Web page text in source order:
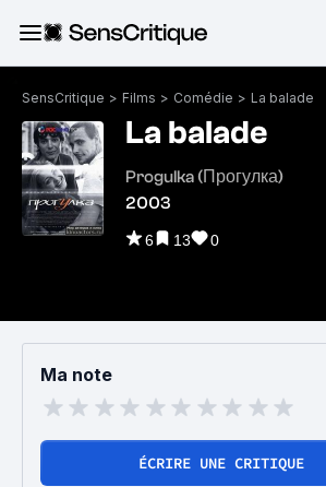
SensCritique > Films > Comédie > La balade
La balade
Progulka (Прогулка)
2003
6 13 0
Ma note
ÉCRIRE UNE CRITIQUE